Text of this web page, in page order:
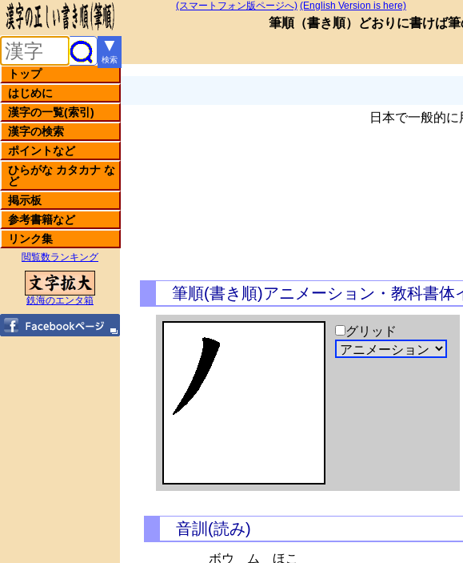
(スマートフォン版ページへ) (English Version is here)
筆順（書き順）どおりに書けば
▼
検索
トップ
はじめに
漢字の一覧(索引)
漢字の検索
ポイントなど
ひらがな カタカナ な
ど
掲示板
参考書籍など
リンク集
閲覧数ランキング
鉄海のエンタ箱
日本で一般的
筆順(書き順)アニメーション・教科書体
グリッド
音訓(読み)
ボウ ム ほこ